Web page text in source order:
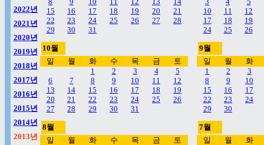
2022년
2021년
2020년
2019년
2018년
2017년
2016년
2015년
2014년
2013년
15
16 17 18 19 20
21
22
23 24 25 26 27
28
29
30 31
10
11
12
17
18
19
24
25 26
10월
9월
일
월 화 수 목 금
토
1
2 3 4
5
6
7 8 9 10 11
12
13
14 15 16 17 18
19
20
21 22 23 24 25
26
27
28 29 30 31
일 월
화
1
2
3
8
9
10
15
16
17
22
23
24
29
30
8월
7월
일
월 화 수 목 금
토
일 월
화